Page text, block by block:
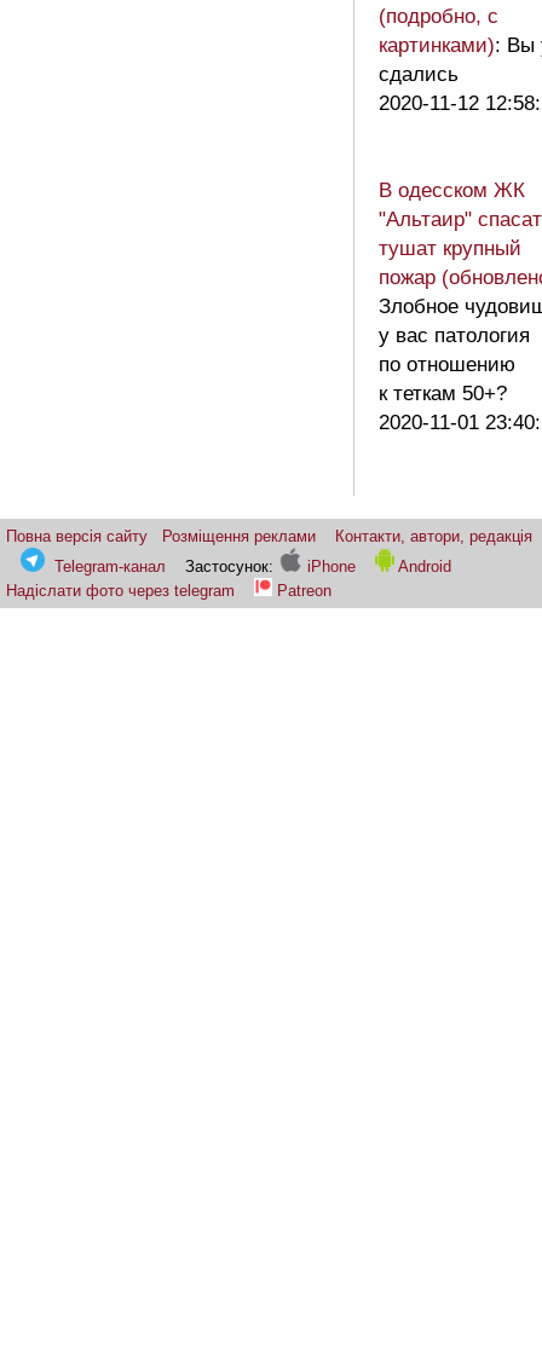
(подробно, с
картинками): Вы
сдались
2020-11-12
В одесском ЖК
"Альтаир"
тушат крупный
пожар
Злобное
у вас патология
по отношению
к теткам 50+?
2020-11-01
Повна версія сайту Розміщення реклами
Контакти, автори, редакція
Telegram-канал
Застосунок: iPhone
Android
Надіслати фото через telegram
Patreon